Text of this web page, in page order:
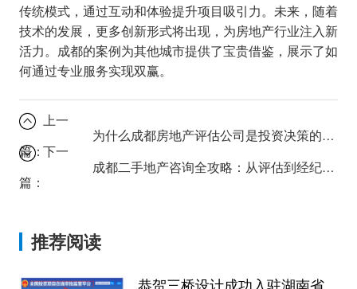
传统模式，通过互动和体验提升项目吸引力。未来，随着
技术的发展，更多创新形式将出现，为房地产行业注入新
活力。成都的案例为其他城市提供了宝贵借鉴，展示了如
何通过专业服务实现双赢。
上一
篇：
为什么成都房地产评估公司是投资决策的关键？
下一
篇：
成都二手地产咨询全攻略：从评估到经纪的完整流程
推荐阅读
恭贺三桥设计成功入驻湖南省